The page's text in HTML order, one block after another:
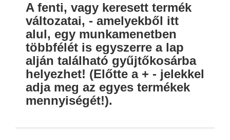
A fenti, vagy keresett termék
változatai, - amelyekből itt
alul, egy munkamenetben
többfélét is egyszerre a lap
alján található gyűjtőkosárba
helyezhet! (Előtte a + - jelekkel
adja meg az egyes termékek
mennyiségét!).